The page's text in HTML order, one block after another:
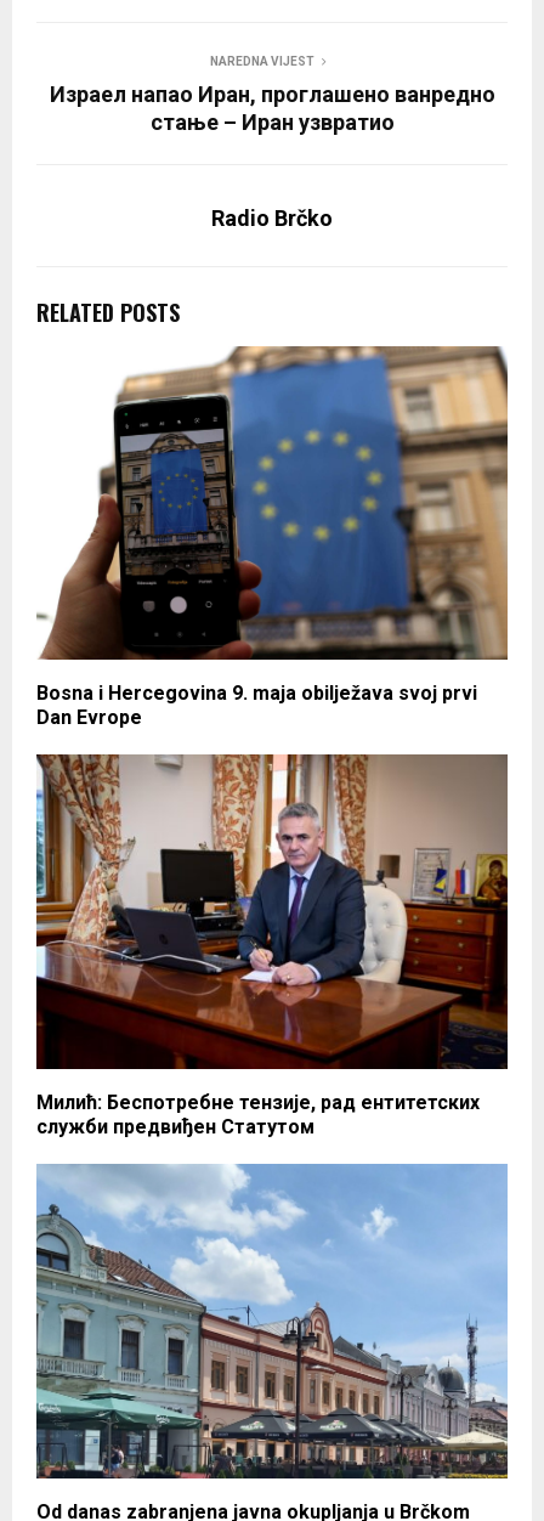
NAREDNA VIJEST
Израел напао Иран, проглашено ванредно
стање – Иран узвратио
Radio Brčko
RELATED POSTS
Bosna i Hercegovina 9. maja obilježava svoj prvi
Dan Evrope
Милић: Беспотребне тензије, рад ентитетских
служби предвиђен Статутом
Od danas zabranjena javna okupljanja u Brčkom